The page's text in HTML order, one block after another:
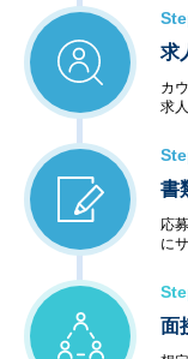
求
カ
求
書
応
に
面